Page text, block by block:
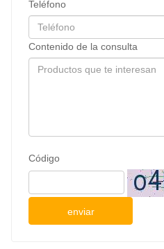
Teléfono
Contenido de la consulta
Código
enviar